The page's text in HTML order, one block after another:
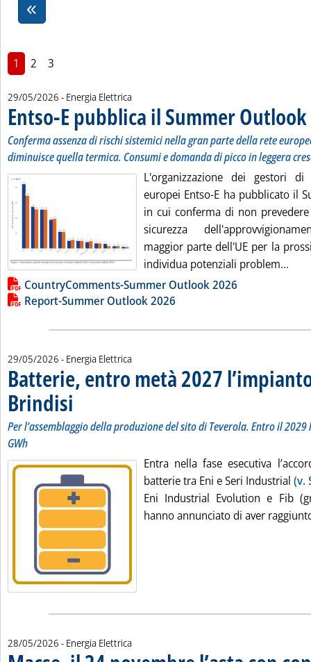
1 2 3
29/05/2026 - Energia Elettrica
Entso-E pubblica il Summer
Conferma assenza di rischi sistemici nella gran parte della rete
diminuisce quella termica. Consumi e domanda di picco in leggera
L'organizzazione dei gestori
europei Entso-E ha pubblicato il
in cui conferma di non
sicurezza
maggior parte dell'UE per la
individua potenziali problem...
Lista allegati PDF alla notizia
CountryComments-Summer Outlook 2026
Report-Summer Outlook 2026
29/05/2026 - Energia Elettrica
Batterie, entro metà 2027
Brindisi . Sottotitolo: Per l’assemblaggio della produzione del sito di Teverola.
Per l’assemblaggio della produzione del sito di Teverola. Entro il
GWh
Entra nella fase esecutiva
batterie tra Eni e Seri Industrial (v.
Eni Industrial Evolution e Fib
hanno annunciato di aver
28/05/2026 - Energia Elettrica